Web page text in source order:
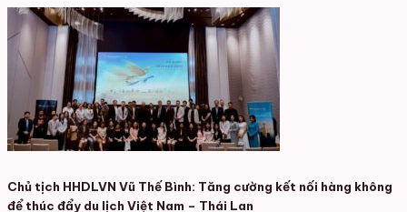
Chủ tịch HHDLVN Vũ Thế Bình: Tăng cường kết nối hàng không
để thúc đẩy du lịch Việt Nam – Thái Lan